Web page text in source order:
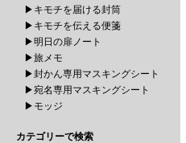
▶キモチを届ける封筒
▶キモチを伝える便箋
▶明日の扉ノート
▶旅メモ
▶封かん専用マスキングシート
▶宛名専用マスキングシート
▶モッジ
カテゴリーで検索